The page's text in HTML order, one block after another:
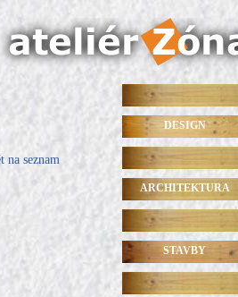
na seznam
DESIGN
ARCHITEKTURA
STAVBY